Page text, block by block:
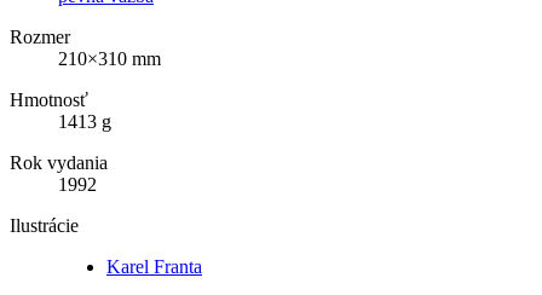
Rozmer
210×310 mm
Hmotnosť
1413 g
Rok vydania
1992
Ilustrácie
Karel Franta